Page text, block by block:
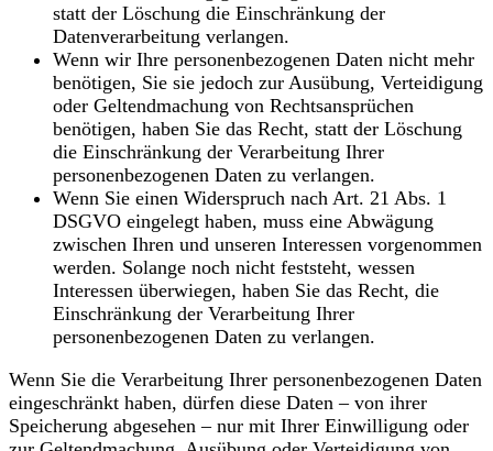
statt der Löschung die Einschränkung der
Datenverarbeitung verlangen.
Wenn wir Ihre personenbezogenen Daten nicht mehr
benötigen, Sie sie jedoch zur Ausübung, Verteidigung
oder Geltendmachung von Rechtsansprüchen
benötigen, haben Sie das Recht, statt der Löschung
die Einschränkung der Verarbeitung Ihrer
personenbezogenen Daten zu verlangen.
Wenn Sie einen Widerspruch nach Art. 21 Abs. 1
DSGVO eingelegt haben, muss eine Abwägung
zwischen Ihren und unseren Interessen vorgenommen
werden. Solange noch nicht feststeht, wessen
Interessen überwiegen, haben Sie das Recht, die
Einschränkung der Verarbeitung Ihrer
personenbezogenen Daten zu verlangen.
Wenn Sie die Verarbeitung Ihrer personenbezogenen Daten
eingeschränkt haben, dürfen diese Daten – von ihrer
Speicherung abgesehen – nur mit Ihrer Einwilligung oder